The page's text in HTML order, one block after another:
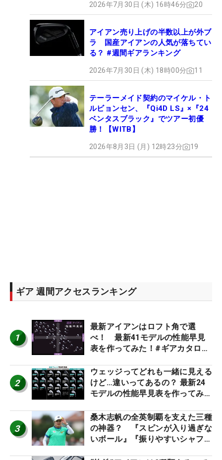
2026年7月30日 (木) 16時46分 20
アイアン売り上げの半数以上が外ブ
ラ 国産アイアンの人気が落ちてい
る？ #週間ギアランキング
2026年7月30日 (木) 18時00分 11
テーラーメイド契約のマイケル・ト
ルビョンセン、『Qi4D LS』×『24
ベンタスブラック』でツアー初優
勝！【WITB】
2026年8月3日 (月) 12時23分 19
ギア 週間アクセスランキング
1
最新アイアンはロフト角で選
べ！ 最新41モデルの性能早見
表を作ってみた！#ギアカタログ
2
ウェッジってどれも一緒に見える
けど…違いってあるの？ 最新24
モデルの性能早見表を作ってみ
3
桑木志帆の全英制覇を支えた三種
の神器？ 『スピンが入り過ぎな
いボール』『振りやすいシャフ